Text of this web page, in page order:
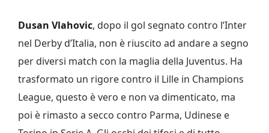
Dusan Vlahovic, dopo il gol segnato contro l’Inter
nel Derby d’Italia, non è riuscito ad andare a segno
per diversi match con la maglia della Juventus. Ha
trasformato un rigore contro il Lille in Champions
League, questo è vero e non va dimenticato, ma
poi è rimasto a secco contro Parma, Udinese e